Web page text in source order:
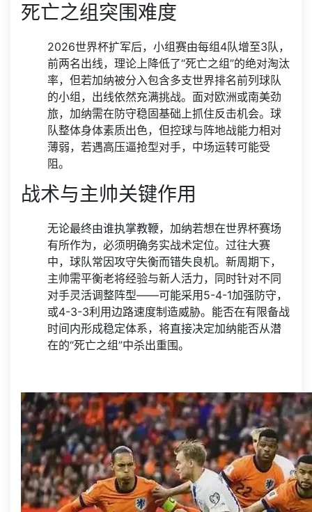
死亡之组突围难度
2026世界杯扩军后，小组赛由每组4队增至3队，
前两名出线，理论上降低了“死亡之组”的绝对淘汰
率，但若加纳被分入包含多支世界排名前列球队
的小组，出线依然充满挑战。面对欧洲或南美劲
旅，加纳需在防守稳固基础上抓住反击机会。球
队整体身体素质出色，但控球与阵地战能力相对
薄弱，若遇高压逼抢型对手，中场运转可能受
阻。
战术与主帅关键作用
无论最终由谁执掌教鞭，加纳若想在世界杯赛场
有所作为，必须明确务实战术定位。过往大赛
中，球队常因攻守失衡而错失良机。新周期下，
主帅需平衡老将经验与新人活力，同时针对不同
对手灵活调整阵型——可能采用5-4-1加强防守，
或4-3-3利用边路速度制造威胁。能否在有限备战
时间内形成稳定体系，将直接决定加纳能否从潜
在的“死亡之组”中杀出重围。